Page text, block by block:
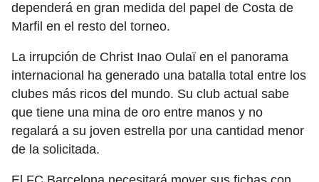
dependerá en gran medida del papel de Costa de
Marfil en el resto del torneo.
La irrupción de Christ Inao Oulaï en el panorama
internacional ha generado una batalla total entre los
clubes más ricos del mundo. Su club actual sabe
que tiene una mina de oro entre manos y no
regalará a su joven estrella por una cantidad menor
de la solicitada.